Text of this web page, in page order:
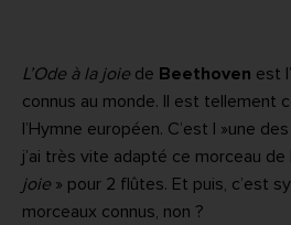
L’Ode à la joie de Beethoven est
connus au monde. Il est tellement
l’Hymne européen. C’est l »une
j’ai très vite adapté ce morceau de
joie » pour 2 flûtes. Et puis, c’est
morceaux connus, non ?